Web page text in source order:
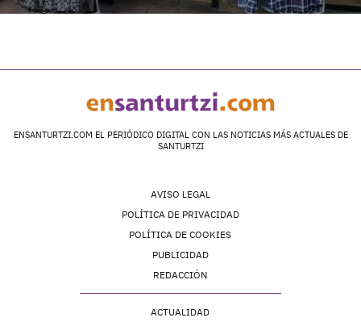
ENSANTURTZI.COM EL PERIÓDICO DIGITAL CON LAS NOTICIAS MÁS ACTUALES DE
SANTURTZI
AVISO LEGAL
POLÍTICA DE PRIVACIDAD
POLÍTICA DE COOKIES
PUBLICIDAD
REDACCIÓN
ACTUALIDAD